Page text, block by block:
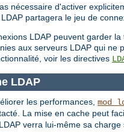
nécessaire d'activer
partagera le jeu de
LDAP peuvent garder
aux serveurs LDAP qui ne
voir les directives
LDAP
les performances,
La mise en cache peut
verra lui-même sa charge